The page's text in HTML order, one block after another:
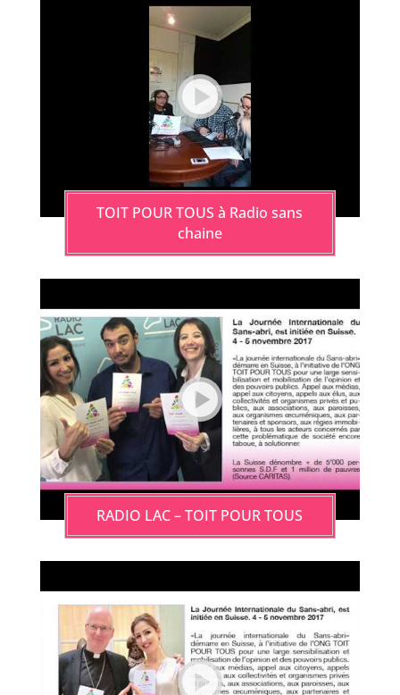
TOIT POUR TOUS à Radio sans
chaine
RADIO LAC – TOIT POUR TOUS